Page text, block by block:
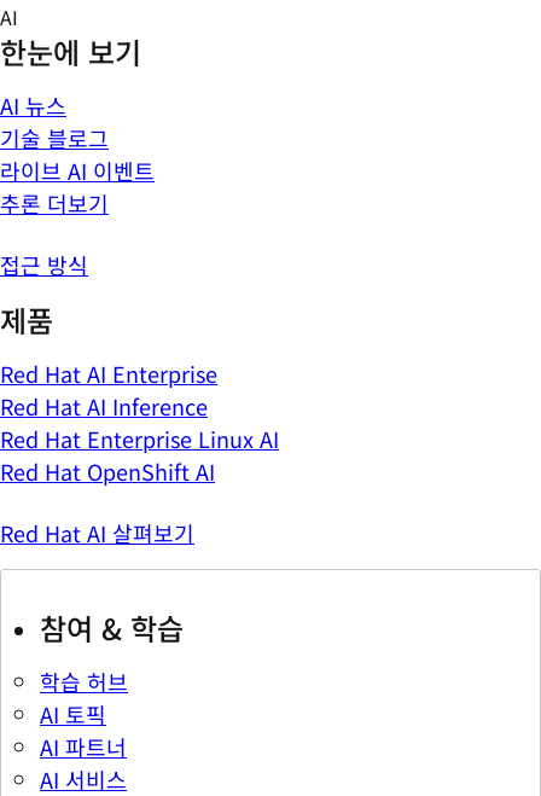
Skip
to
content
AI
한눈에 보기
AI 뉴스
기술 블로그
라이브 AI 이벤트
추론 더보기
접근 방식
제품
Red Hat AI Enterprise
Red Hat AI Inference
Red Hat Enterprise Linux AI
Red Hat OpenShift AI
Red Hat AI 살펴보기
참여 & 학습
학습 허브
AI 토픽
AI 파트너
AI 서비스